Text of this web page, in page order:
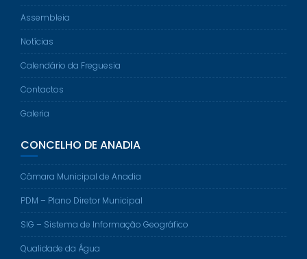
Assembleia
Notícias
Calendário da Freguesia
Contactos
Galeria
CONCELHO DE ANADIA
Câmara Municipal de Anadia
PDM – Plano Diretor Municipal
SIG – Sistema de Informação Geográfico
Qualidade da Água